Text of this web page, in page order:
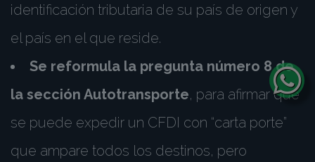
identificación tributaria de su país de origen y
el país en el que reside.
Se reformula la pregunta número 8 de
la sección Autotransporte, para afirmar que
se puede expedir un CFDI con “carta porte”
que ampare todos los destinos, pero